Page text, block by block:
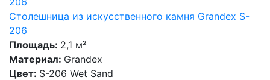
Столешница из искусственного камня Grandex S-
206
Площадь: 2,1 м²
Материал: Grandex
Цвет: S-206 Wet Sand